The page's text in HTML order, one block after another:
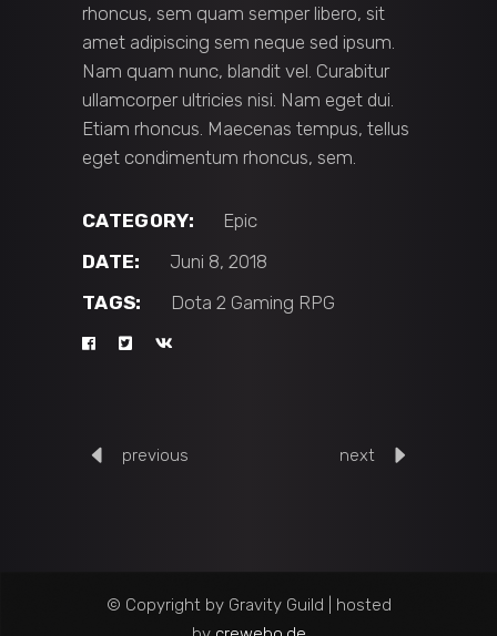
rhoncus, sem quam semper libero, sit
amet adipiscing sem neque sed ipsum.
Nam quam nunc, blandit vel. Curabitur
ullamcorper ultricies nisi. Nam eget dui.
Etiam rhoncus. Maecenas tempus, tellus
eget condimentum rhoncus, sem.
CATEGORY:
Epic
DATE:
Juni 8, 2018
TAGS:
Dota 2 Gaming RPG
previous next
© Copyright by Gravity Guild | hosted